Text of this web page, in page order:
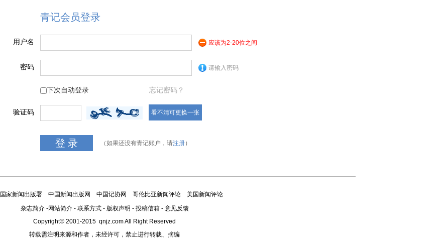
青记会员登录
用户名 应该为2-20位之间
密码 请输入密码
下次自动登录 忘记密码？
验证码 看不清可更换一张
（如果还没有青记账户，请注册）
国家新闻出版署 中国新闻出版网 中国记协网 哥伦比亚新闻评论
美国新闻评论
杂志简介-网站简介- 联系方式- 版权声明 - 投稿信箱- 意见反馈
Copyright© 2001-2015 qnjz.com All Right Reserved
转载需注明来源和作者，未经许可，禁止进行转载、摘编